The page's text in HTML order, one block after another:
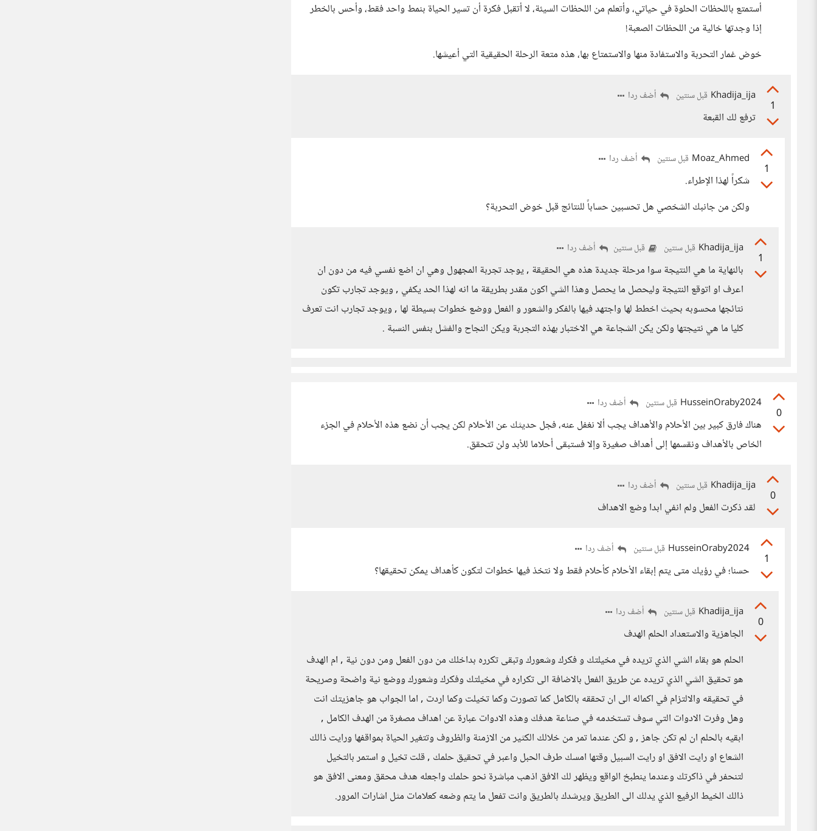
أستمتع باللحظات الحلوة في حياتي، وأتعلم من اللحظات السيئة، لا أتقبل فكرة أن تسير الحياة بنمط واحد فقط، وأحس بالخطر
إذا وجدتها خالية من اللحظات الصعبة!
خوض غمار التحربة والاستفادة منها والاستمتاع بها، هذه متعة الرحلة الحقيقية التي أعيشها.
1
Khadija_ija قبل سنتين أضف ردا
ترفع لك القبعة
1
Moaz_Ahmed قبل سنتين أضف ردا
شكراً لهذا الإطراء.
ولكن من جانبك الشخصي هل تحسبين حساباً للنتائج قبل خوض التحربة؟
1
Khadija_ija قبل سنتين قبل سنتين أضف ردا
بالنهاية ما هي النتيجة سوا مرحلة جديدة هذه هي الحقيقة , يوجد تجربة المجهول وهي ان اضع نفسي فيه من دون ان
اعرف او اتوقع النتيجة وليحصل ما يحصل وهذا الشي اكون مقدر بطريقة ما انه لهذا الحد يكفي , ويوجد تجارب تكون
نتائجها محسوبه بحيث اخطط لها واجتهد فيها بالفكر والشعور و الفعل ووضع خطوات بسيطة لها , ويوجد تجارب انت تعرف
كليا ما هي نتيجتها ولكن يكن الشجاعة هي الاختبار بهذه التجربة ويكن النجاح والفشل بنفس النسبة .
0
HusseinOraby2024 قبل سنتين أضف ردا
هناك فارق كبير بين الأحلام والأهداف يجب ألا نغفل عنه، فجل حديثك عن الأحلام لكن يجب أن نضع هذه الأحلام في الجزء
الخاص بالأهداف ونقسمها إلى أهداف صغيرة وإلا فستبقى أحلاما للأبد ولن تتحقق.
0
Khadija_ija قبل سنتين أضف ردا
لقد ذكرت الفعل ولم انفي ابدا وضع الاهداف
1
HusseinOraby2024 قبل سنتين أضف ردا
حسنا؛ في رؤيك متى يتم إبقاء الأحلام كأحلام فقط ولا نتخذ فيها خطوات لتكون كأهداف يمكن تحقيقها؟
0
Khadija_ija قبل سنتين أضف ردا
الجاهزية والاستعداد الحلم الهدف
الحلم هو بقاء الشي الذي تريده في مخيلتك و فكرك وشعورك وتبقى تكرره بداخلك من دون الفعل ومن دون نية , ام الهدف
هو تحقيق الشي الذي تريده عن طريق الفعل بالاضافة الى تكراره في مخيلتك وفكرك وشعورك ووضع نية واضحة وصريحة
في تحقيقه والالتزام في اكماله الى ان تحققه بالكامل كما تصورت وكما تخيلت وكما اردت , اما الجواب هو جاهزيتك انت
وهل وفرت الادوات التي سوف تستخدمه في صناعة هدفك وهذه الادوات عبارة عن اهداف مصغرة من الهدف الكامل ,
ابقيه بالحلم ان لم تكن جاهز , و لكن عندما تمر من خلالك الكثير من الازمنة والظروف وتتغير الحياة بمواقفها ورايت ذالك
الشعاع او رايت الافق او رايت السبيل وقتها امسك طرف الحبل واعبر في تحقيق حلمك , قلت تخيل و استمر بالتخيل
لتنحفر في ذاكرتك وعندما ينطبخ الواقع ويظهر لك الافق اذهب مباشرة نحو حلمك واجعله هدف محقق ومعنى الافق هو
ذالك الخيط الرفيع الذي يدلك الى الطريق ويرشدك بالطريق وانت تفعل ما يتم وضعه كعلامات مثل اشارات المرور.